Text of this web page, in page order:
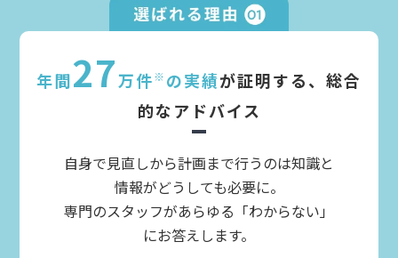
年間27万件※ の実績が証明する、総合
的なアドバイス
自身で見直しから計画まで行うのは知識と
情報がどうしても必要に。
専門のスタッフがあらゆる「わからない」
にお答えします。